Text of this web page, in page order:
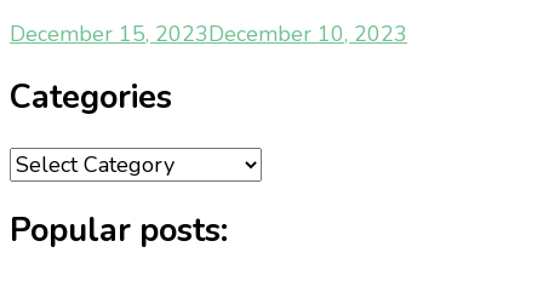
December 15, 2023December 10, 2023
Categories
Categories
Popular posts: